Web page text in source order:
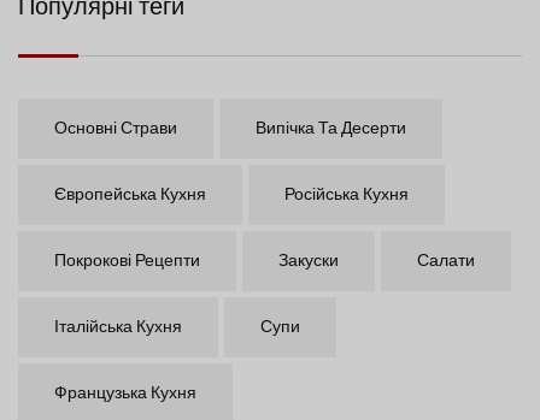
Популярні теги
Основні Страви Випічка Та Десерти
Європейська Кухня Російська Кухня
Покрокові Рецепти Закуски Салати
Італійська Кухня Супи
Французька Кухня